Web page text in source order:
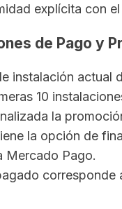
explícita con
de Pago y
instalación actual
10
la
la opción de
Mercado Pago.